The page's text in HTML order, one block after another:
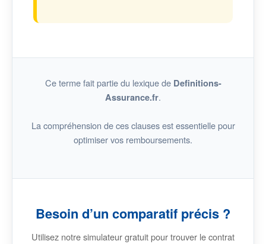
Ce terme fait partie du lexique de Definitions-
Assurance.fr.
La compréhension de ces clauses est essentielle pour
optimiser vos remboursements.
Besoin d’un comparatif précis ?
Utilisez notre simulateur gratuit pour trouver le contrat